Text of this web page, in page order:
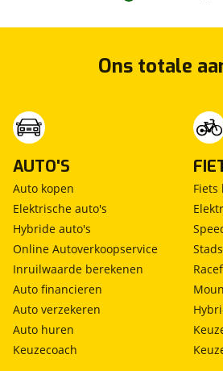
Ons totale
AUTO'S
Auto kopen
Elektrische auto's
Hybride auto's
Online Autoverkoopservice
Inruilwaarde berekenen
Auto financieren
Auto verzekeren
Auto huren
Keuzecoach
Fiets